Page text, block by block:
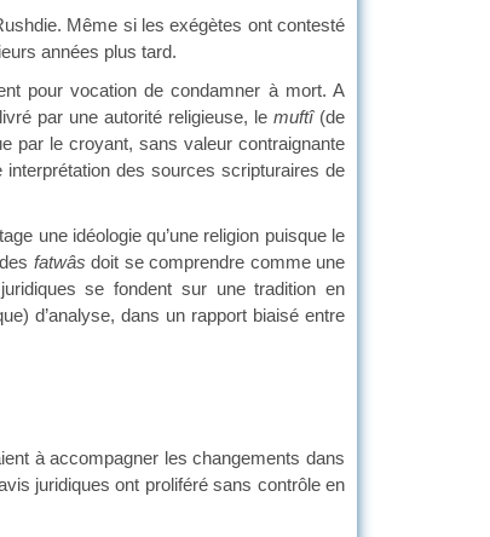
Même si les exégètes ont contesté
années plus tard.
pour vocation de condamner à mort. A
par une autorité religieuse, le muftî(de
par le croyant, sans valeur contraignante
des sources scripturaires de
une idéologie qu’une religion puisque le
fatwâs doit se comprendre comme une
se fondent sur une tradition en
d’analyse, dans un rapport biaisé entre
à accompagner les changements dans
juridiques ont proliféré sans contrôle en